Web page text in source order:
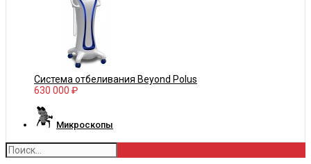
Система отбеливания Beyond Polus
630 000 ₽
Микроскопы